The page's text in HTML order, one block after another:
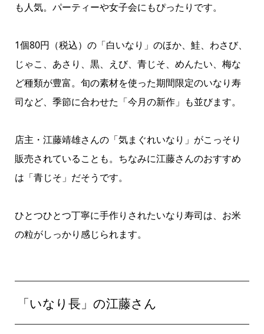
も人気。パーティーや女子会にもぴったりです。
1個80円（税込）の「白いなり」のほか、鮭、わさび、
じゃこ、あさり、黒、えび、青じそ、めんたい、梅な
ど種類が豊富。旬の素材を使った期間限定のいなり寿
司など、季節に合わせた「今月の新作」も並びます。
店主・江藤靖雄さんの「気まぐれいなり」がこっそり
販売されていることも。ちなみに江藤さんのおすすめ
は「青じそ」だそうです。
ひとつひとつ丁寧に手作りされたいなり寿司は、お米
の粒がしっかり感じられます。
「いなり長」の江藤さん